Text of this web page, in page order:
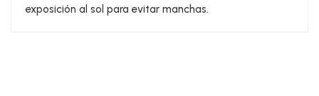
exposición al sol para evitar manchas.